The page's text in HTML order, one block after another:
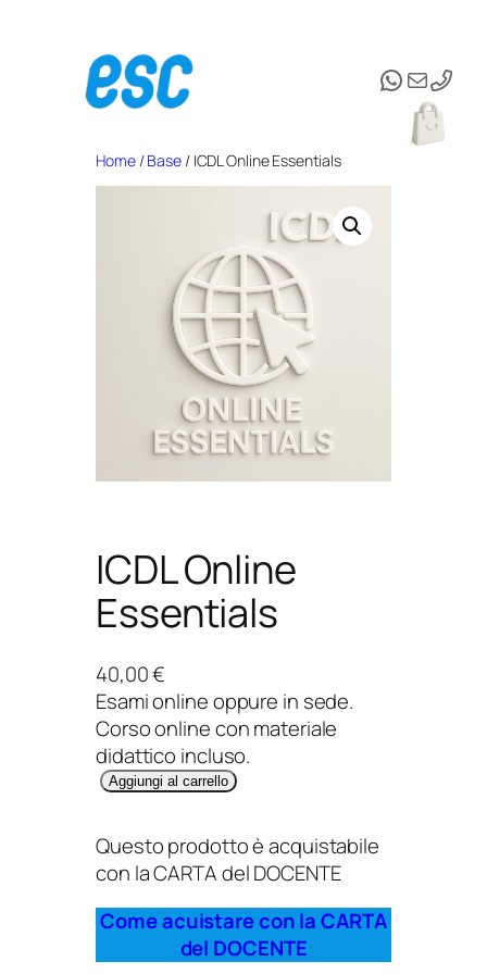
contenuto
Email
Home/Base/ ICDL Online Essentials
ICDL Online
Essentials
40,00€
Esami online oppure in sede.
Corso online con materiale
didattico incluso.
D
L
O
n
Aggiungi al carrello
Questo prodotto è acquistabile
con la CARTA del DOCENTE
Come acuistare con la CARTA
del DOCENTE